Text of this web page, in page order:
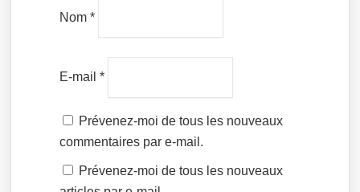
Nom*
E-mail*
Prévenez-moi de tous les nouveaux
commentaires par e-mail.
Prévenez-moi de tous les nouveaux